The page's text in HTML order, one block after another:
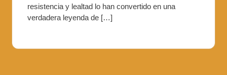
resistencia y lealtad lo han convertido en una
verdadera leyenda de […]